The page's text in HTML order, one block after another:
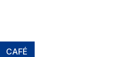
CAFÉ